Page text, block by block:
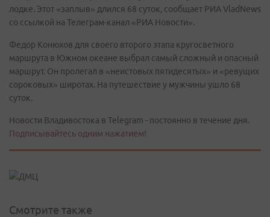
лодке. Этот «заплыв» длился 68 суток, сообщает РИА VladNews
со ссылкой на Телеграм-канал «РИА Новости».
Федор Конюхов для своего второго этапа кругосветного
маршрута в Южном океане выбрал самый сложный и опасный
маршрут. Он пролегал в «неистовых пятидесятых» и «ревущих
сороковых» широтах. На путешествие у мужчины ушло 68
суток.
Новости Владивостока в Telegram - постоянно в течение дня.
Подписывайтесь одним нажатием!
Смотрите также